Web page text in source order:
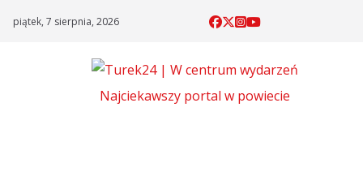
piątek, 7 sierpnia, 2026
Najciekawszy portal w powiecie